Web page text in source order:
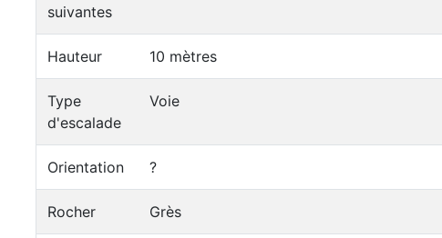
suivantes
Hauteur 10 mètres
Type
d'escalade
Voie
Orientation ?
Rocher Grès